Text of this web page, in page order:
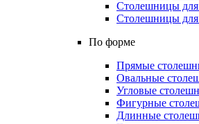
Столешницы
Столешницы для
По форме
Прямые
Овальные
Угловые
Фигурные
Длинные